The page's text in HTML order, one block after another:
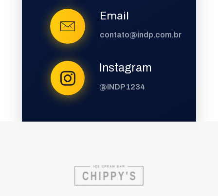
Email
contato@indp.com.br
Instagram
@INDP1234